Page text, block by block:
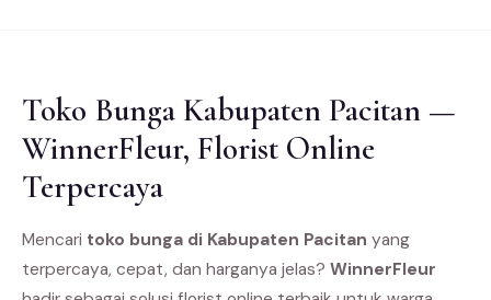
Toko Bunga Kabupaten Pacitan —
WinnerFleur, Florist Online
Terpercaya
Mencari toko bunga di Kabupaten Pacitan yang
terpercaya, cepat, dan harganya jelas? WinnerFleur